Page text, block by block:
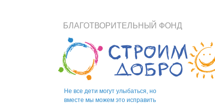
БЛАГОТВОРИТЕЛЬНЫЙ ФОНД
Не все дети могут улыбаться, но
вместе мы можем это исправить